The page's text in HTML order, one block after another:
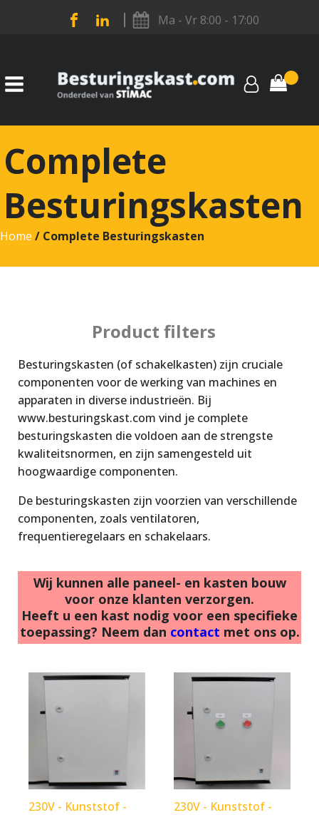
Ma - Vr 8:00 - 17:00
Complete
Besturingskasten
Home / Complete Besturingskasten
Product filters
Besturingskasten (of schakelkasten) zijn cruciale
componenten voor de werking van machines en
apparaten in diverse industrieën. Bij
www.besturingskast.com vind je complete
besturingskasten die voldoen aan de strengste
kwaliteitsnormen, en zijn samengesteld uit
hoogwaardige componenten.
De besturingskasten zijn voorzien van verschillende
componenten, zoals ventilatoren,
frequentieregelaars en schakelaars.
Wij kunnen alle paneel- en kasten bouw
voor onze klanten verzorgen.
Heeft u een kast nodig voor een specifieke
toepassing? Neem dan contact met ons op.
230V - Kunststof -
230V - Kunststof -